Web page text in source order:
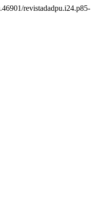
revistadadpu.i24.p85-